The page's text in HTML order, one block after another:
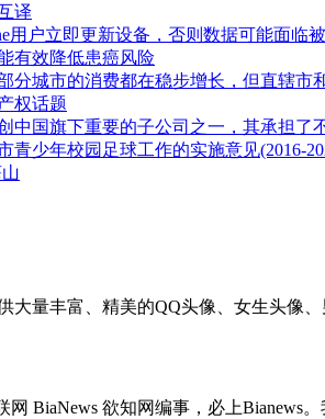
译
用户立即更新设备，否则数据可能面临
有效降低患癌风险
分城市的消费都在稳步增长，但直辖市
权话题
中国旗下重要的子公司之一，其承担了
青少年校园足球工作的实施意见(2016-
大量丰富、精美的QQ头像、女生头像
网 BiaNews 欲知网编事，必上Bianews